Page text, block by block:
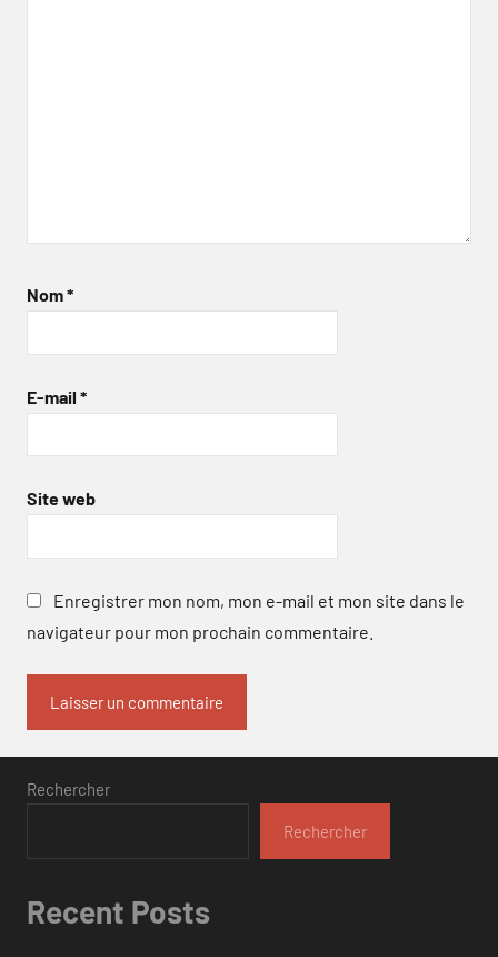
Nom*
E-mail *
Site web
Enregistrer mon nom, mon e-mail et mon site dans le
navigateur pour mon prochain commentaire.
Rechercher
Rechercher
Recent Posts